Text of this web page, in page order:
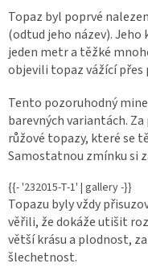
Topaz byl poprvé
(odtud jeho název).
jeden metr a těžké
objevili topaz vážící přes
Tento pozoruhodný
barevných variantách.
růžové topazy, které se
Samostatnou zmínku si
{{- '232015-T-1' | gallery -}}
Topazu byly vždy
věřili, že dokáže utišit
větší krásu a plodnost,
šlechetnost.